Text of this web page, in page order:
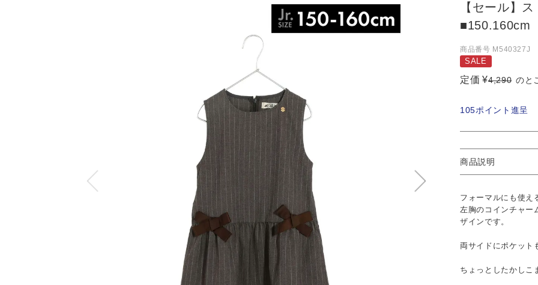
【セール】
■150.160cm
商品番号 M540327J
SALE
定価 ¥4,290 のと
105ポイント進呈
商品説明
フォーマルにも使え
左胸のコインチャー
ザインです。
両サイドにポケット
ちょっとしたかし